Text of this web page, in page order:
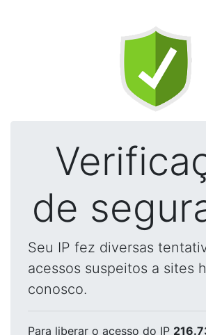
de
Seu IP fez diversas
acessos suspeitos a sites
conosco.
Para liberar o acesso do IP